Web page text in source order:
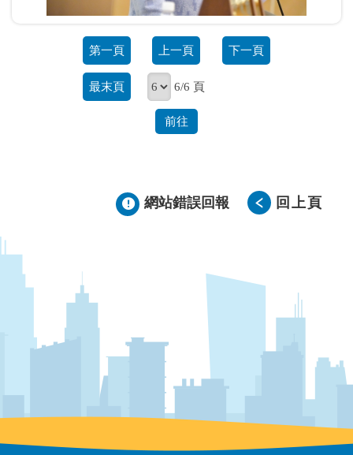
第一頁 上一頁 下一頁
最末頁 6/6 頁
前往
網站錯誤回報 回上頁